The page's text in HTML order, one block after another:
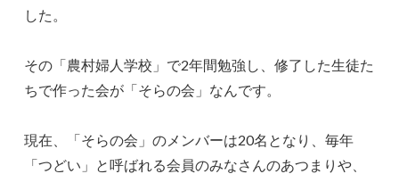
した。
その「農村婦人学校」で2年間勉強し、修了した生徒た
ちで作った会が「そらの会」なんです。
現在、「そらの会」のメンバーは20名となり、毎年
「つどい」と呼ばれる会員のみなさんのあつまりや、